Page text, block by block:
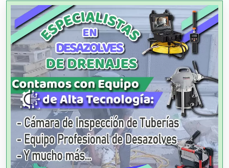
Agencias de Cobranza
Agencias de Colocación
Agencias de Modelos
Agencias de Publicidad
Agencias de Viajes